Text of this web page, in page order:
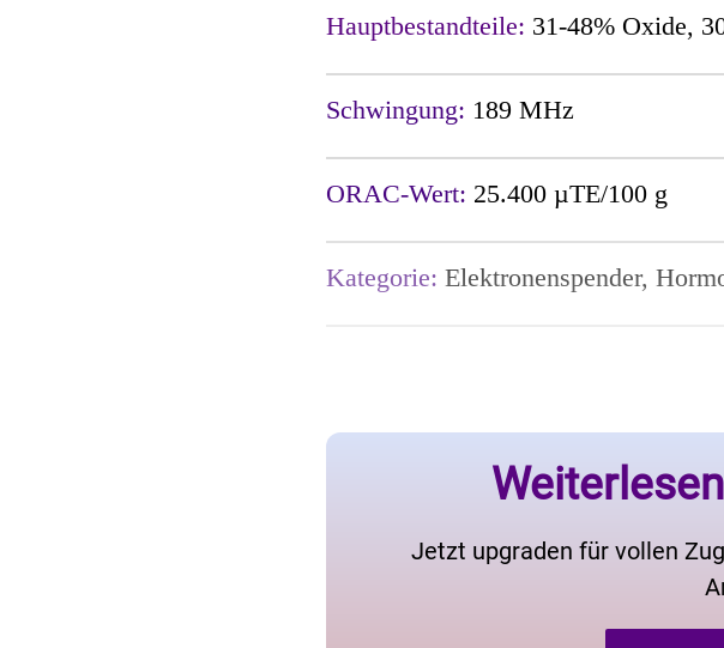
Hauptbestandteile: 31-48% Oxide,
Schwingung: 189 MHz
ORAC-Wert: 25.400 µTE/100 g
Kategorie: Elektronenspender,
Jetzt upgraden für vollen